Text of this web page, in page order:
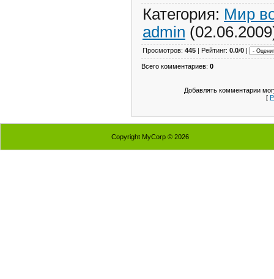
Категория: Мир
admin
Просмотров: 445 | Рейтинг: 0.0/0 |
Всего комментариев: 0
Добавлять комментарии
[
Copyright MyCorp © 2026